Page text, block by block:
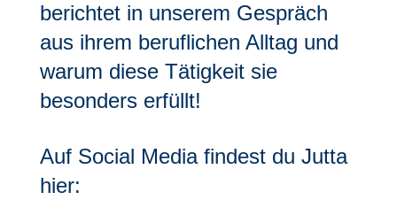
berichtet in unserem Gespräch
aus ihrem beruflichen Alltag und
warum diese Tätigkeit sie
besonders erfüllt!
Auf Social Media findest du Jutta
hier: